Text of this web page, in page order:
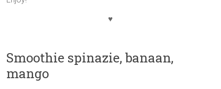
♥
Smoothie spinazie, banaan,
mango